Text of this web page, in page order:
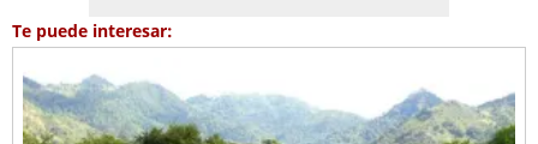
Te puede interesar: